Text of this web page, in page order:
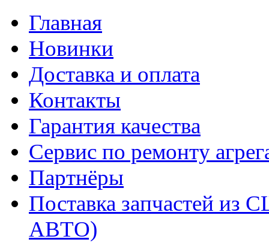
Главная
Новинки
Доставка и оплата
Контакты
Гарантия качества
Сервис по ремонту
Партнёры
Поставка запчастей
АВТО)